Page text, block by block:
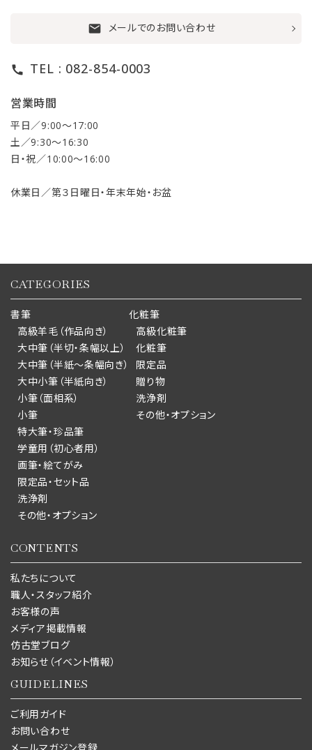
mail メールでのお問い合わせ
call TEL : 082-854-0003
営業時間
平日／9:00〜17:00
土／9:30〜16:30
日・祝／10:00〜16:00
休業日／第３日曜日・年末年始・お盆
CATEGORIES
書筆
高級羊毛（作品向き）
大中筆（半切・条幅以上）
大中筆（半紙～条幅向き）
大中小筆（半紙向き）
小筆（面相系）
小筆
特大筆・珍品筆
学童用（初心者用）
画筆・絵てがみ
限定品・セット品
洗浄剤
その他・オプション
化粧筆
高級化粧筆
化粧筆
限定品
贈り物
洗浄剤
その他・オプション
CONTENTS
私たちについて
職人・スタッフ紹介
お客様の声
メディア掲載情報
仿古堂ブログ
お知らせ（イベント情報）
GUIDELINES
ご利用ガイド
お問い合わせ